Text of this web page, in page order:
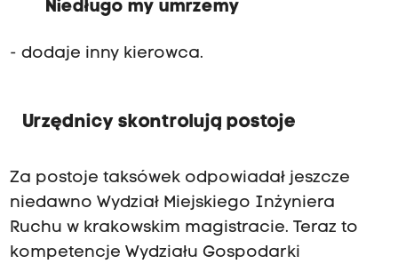
Niedługo my umrzemy
- dodaje inny kierowca.
Urzędnicy skontrolują postoje
Za postoje taksówek odpowiadał jeszcze
niedawno Wydział Miejskiego Inżyniera
Ruchu w krakowskim magistracie. Teraz to
kompetencje Wydziału Gospodarki